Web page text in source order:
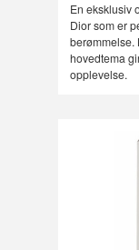
En eksklusiv
Dior som er
berømmelse.
hovedtema
opplevelse.